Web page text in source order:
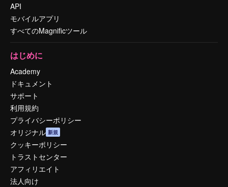
API
モバイルアプリ
すべてのMagnificツール
はじめに
Academy
ドキュメント
サポート
利用規約
プライバシーポリシー
オリジナル 新規
クッキーポリシー
トラストセンター
アフィリエイト
法人向け